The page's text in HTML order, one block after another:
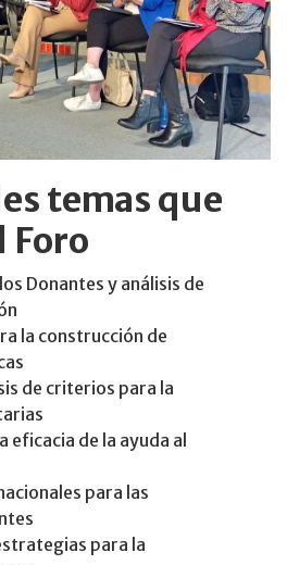
temas que
Foro
Donantes y análisis de
la construcción de
de criterios para la
eficacia de la ayuda al
para las
para la